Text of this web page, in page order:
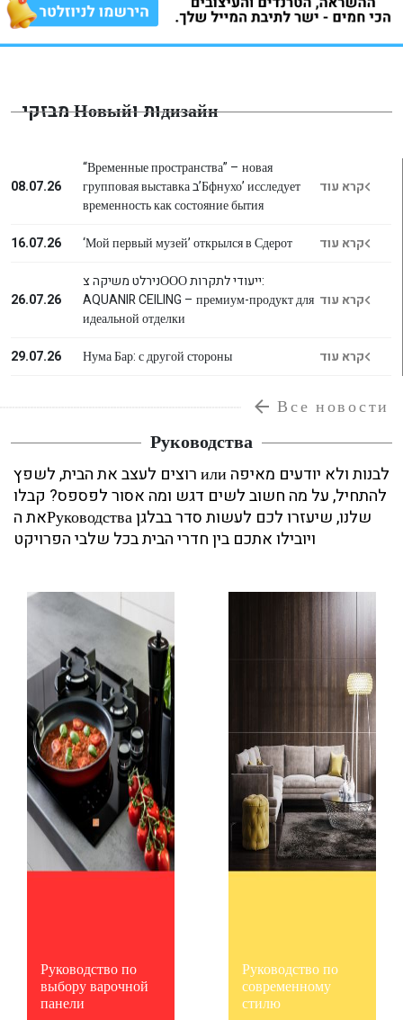
מבזקי Новыйות וдизайн
08.07.26
“Временные пространства” – новая
групповая выставка ב’Бфнухо’ исследует
временность как состояние бытия
קרא עוד
16.07.26 ‘Мой первый музей’ открылся в Сдерот קרא עוד
26.07.26
נירלט משיקה צООО ייעודי לתקרות:
AQUANIR CEILING – премиум-продукт для
идеальной отделки
קרא עוד
29.07.26 Нума Бар: с другой стороны קרא עוד
Все новости
Руководства
רוצים לעצב את הבית, לשפץ или לבנות ולא יודעים מאיפה
להתחיל, על מה חשוב לשים דגש ומה אסור לפספס? קבלו
את הРуководства שלנו, שיעזרו לכם לעשות סדר בבלגן
ויובילו אתכם בין חדרי הבית בכל שלבי הפרויקט
Руководство по
выбору варочной
панели
Руководство по
современному
стилю